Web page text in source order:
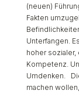
(neuen)
Fakten
Unterfangen.
hoher sozialer,
Kompetenz.
Umdenken.
machen